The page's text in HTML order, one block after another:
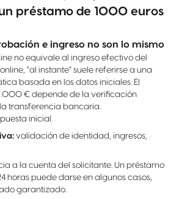
préstamo de 1000 euros
e ingreso no son lo mismo
no equivale al ingreso efectivo del
"al instante" suele referirse a una
basada en los datos iniciales. El
€ depende de la verificación
transferencia bancaria.
inicial.
validación de identidad, ingresos,
a la cuenta del solicitante. Un préstamo
horas puede darse en algunos casos,
garantizado.